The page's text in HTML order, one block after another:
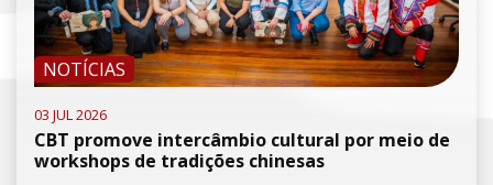
NOTÍCIAS
03 JUL 2026
CBT promove intercâmbio cultural por meio de
workshops de tradições chinesas